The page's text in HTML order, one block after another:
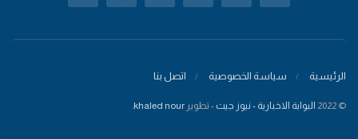
الرئيسية سياسة الخصوصية اتصل بنا
© 2022 البوابة الاخبارية - نيوز جيت - تطوير khaled nour